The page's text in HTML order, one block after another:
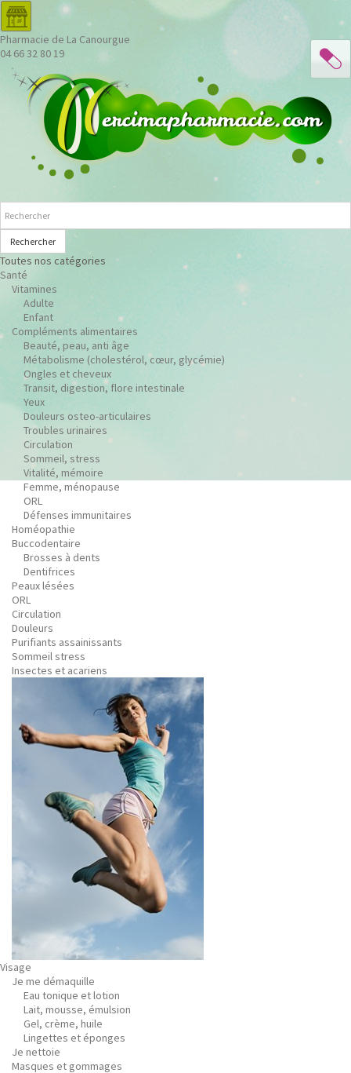
Pharmacie de La Canourgue
04 66 32 80 19
Rechercher
Toutes nos catégories
Santé
Vitamines
Adulte
Enfant
Compléments alimentaires
Beauté, peau, anti âge
Métabolisme (cholestérol, cœur, glycémie)
Ongles et cheveux
Transit, digestion, flore intestinale
Yeux
Douleurs osteo-articulaires
Troubles urinaires
Circulation
Sommeil, stress
Vitalité, mémoire
Femme, ménopause
ORL
Défenses immunitaires
Homéopathie
Buccodentaire
Brosses à dents
Dentifrices
Peaux lésées
ORL
Circulation
Douleurs
Purifiants assainissants
Sommeil stress
Insectes et acariens
Visage
Je me démaquille
Eau tonique et lotion
Lait, mousse, émulsion
Gel, crème, huile
Lingettes et éponges
Je nettoie
Masques et gommages